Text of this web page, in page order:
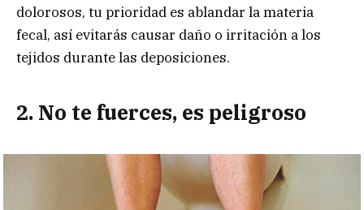
dolorosos, tu prioridad es ablandar la materia
fecal, así evitarás causar daño o irritación a los
tejidos durante las deposiciones.
2. No te fuerces, es peligroso